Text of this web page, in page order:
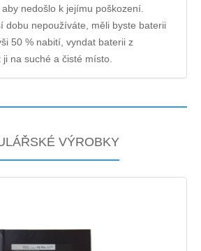
nedošlo k jejímu poškození.
dobu nepoužíváte, měli byste baterii
50 % nabití, vyndat baterii z
na suché a čisté místo.
VÝROBKY